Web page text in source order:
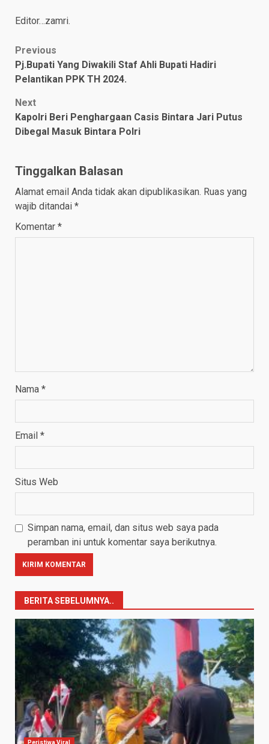
Editor…zamri.
Post
navigation
Previous
Pj.Bupati Yang Diwakili Staf Ahli Bupati Hadiri
Pelantikan PPK TH 2024.
Next
Kapolri Beri Penghargaan Casis Bintara Jari Putus
Dibegal Masuk Bintara Polri
Tinggalkan Balasan
Alamat email Anda tidak akan dipublikasikan. Ruas yang
wajib ditandai *
Komentar *
Nama *
Email *
Situs Web
Simpan nama, email, dan situs web saya pada
peramban ini untuk komentar saya berikutnya.
BERITA SEBELUMNYA..